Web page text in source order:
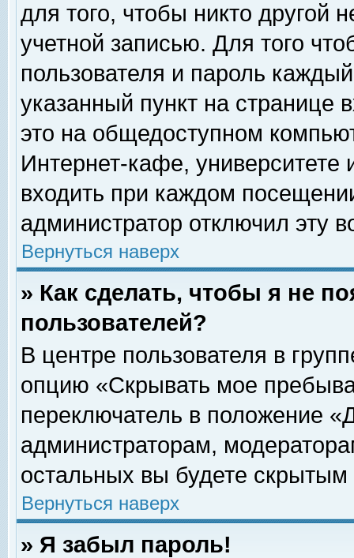
для того, чтобы никто другой
учетной записью. Для того
пользователя и пароль
указанный пункт на
это на общедоступном
Интернет-кафе, университете
входить при каждом
администратор отключил эту
Вернуться наверх
» Как сделать, чтобы я не
пользователей?
В центре пользователя в
опцию «Скрывать мое
переключатель в положение
администраторам,
остальных вы будете скрытым
Вернуться наверх
» Я забыл пароль!